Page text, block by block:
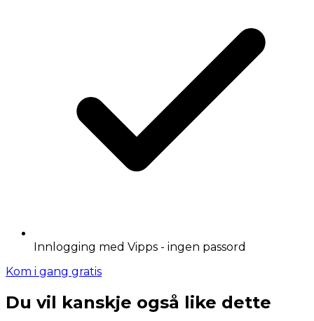
Innlogging med Vipps - ingen passord
Kom i gang gratis
Du vil kanskje også like dette